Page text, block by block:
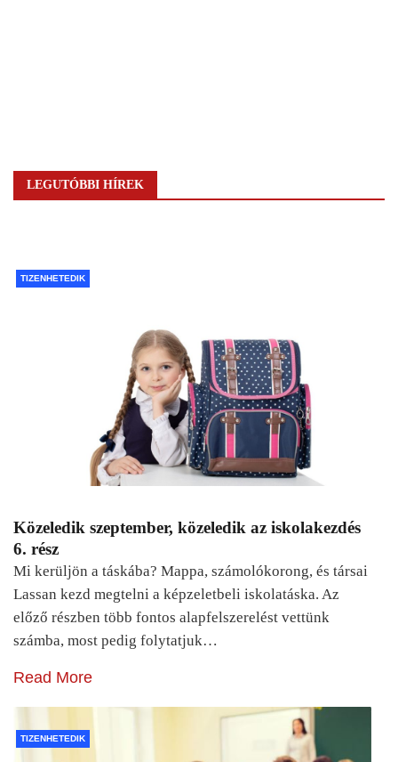
LEGUTÓBBI HÍREK
TIZENHETEDIK
Közeledik szeptember, közeledik az iskolakezdés
6. rész
Mi kerüljön a táskába? Mappa, számolókorong, és társai
Lassan kezd megtelni a képzeletbeli iskolatáska. Az
előző részben több fontos alapfelszerelést vettünk
számba, most pedig folytatjuk…
Read More
TIZENHETEDIK